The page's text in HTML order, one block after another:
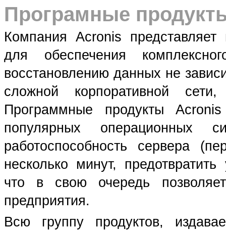
Програмные
Компания Acronis
для обеспечения
восстановлению данных не
сложной корпоративной
Программные продукты
популярных операционных
работоспособность сервера
несколько минут,
что в свою очередь
предприятия.
Всю группу продуктов,